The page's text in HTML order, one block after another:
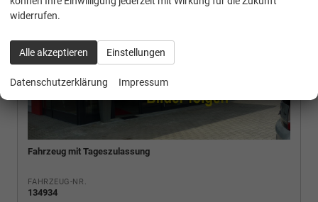
Fahrzeug mit Tageszulassung
FAHRZEUG-NR.
134934
widerrufen.
Alle akzeptieren Einstellungen
Datenschutzerklärung Impressum